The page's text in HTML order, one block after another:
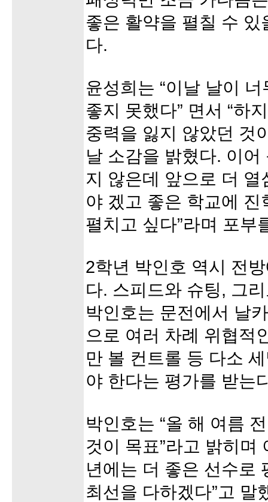
좋은 활약을 펼칠 수
다.
윤성희는 “이날 날이
좋지 못했다” 면서 “하
중력을 잃지 않았던 것
날 소감을 밝혔다. 이어
지 않은데 앞으로 더
야 겠고 좋은 학교에
펼치고 싶다”라며 포부
2학년 박인호 역시 전
다. 스피드와 슈팅, 그
박인호는 문전에서 날
으로 여러 차례 위협적
만 볼 컨트롤 등 다소
야 한다는 평가를 받는
박인호는 “올 해 여름
것이 목표”라고 밝히며
년에는 더 좋은 선수로
최선을 다하겠다”고 말